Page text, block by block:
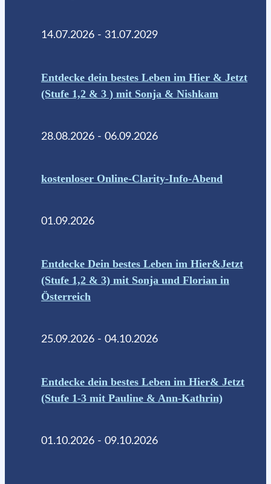
14.07.2026 - 31.07.2029
Entdecke dein bestes Leben im Hier & Jetzt
(Stufe 1,2 & 3 ) mit Sonja & Nishkam
28.08.2026 - 06.09.2026
kostenloser Online-Clarity-Info-Abend
01.09.2026
Entdecke Dein bestes Leben im Hier&Jetzt
(Stufe 1,2 & 3) mit Sonja und Florian in
Österreich
25.09.2026 - 04.10.2026
Entdecke dein bestes Leben im Hier& Jetzt
(Stufe 1-3 mit Pauline & Ann-Kathrin)
01.10.2026 - 09.10.2026